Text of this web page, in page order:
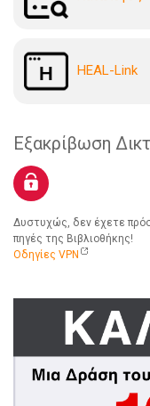
HEAL-Link
Εξακρίβωση
Δυστυχώς, δεν έχετε
πηγές της Βιβλιοθήκης!
Οδηγίες VPN